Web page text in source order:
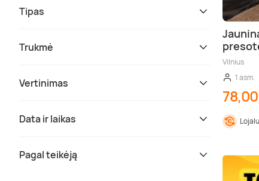
Tipas
Trukmė
Vertinimas
Data ir laikas
Pagal teikėją
Vilnius
1 asm.